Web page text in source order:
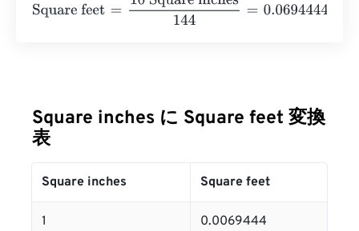
Square inches に Square feet 変換
表
Square inches Square feet
1 0.0069444